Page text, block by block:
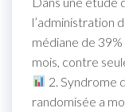
l’administration
médiane de
mois, contre
2. Syndrome
randomisée a